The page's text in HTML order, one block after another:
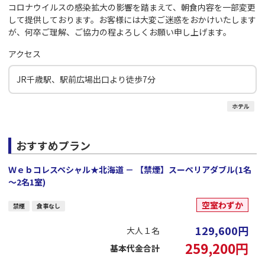
コロナウイルスの感染拡大の影響を踏まえて、朝食内容を一部変更
して提供しております。お客様には大変ご迷惑をおかけいたします
が、何卒ご理解、ご協力の程よろしくお願い申し上げます。
アクセス
JR千歳駅、駅前広場出口より徒歩7分
ホテル
おすすめプラン
Ｗｅｂコレスペシャル★北海道 － 【禁煙】スーペリアダブル(1名
～2名1室)
禁煙 食事なし 空室わずか
大人１名 129,600円
基本代金合計 259,200円